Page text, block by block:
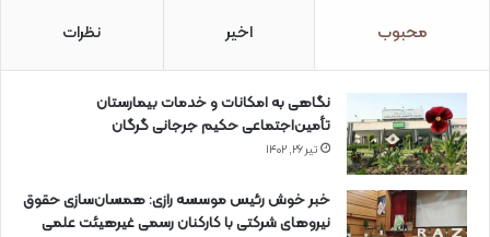
محبوب اخیر نظرات
نگاهی به امکانات و خدمات بیمارستان
تأمین‌اجتماعی حکیم جرجانی گرگان
تیر ۲۶, ۱۴۰۲
خبر خوش رئیس موسسه رازی: همسان‌سازی حقوق
نیروهای شرکتی با کارکنان رسمی غیرهیئت علمی